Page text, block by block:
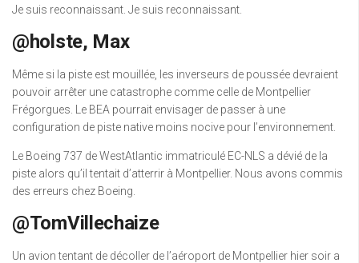
Je suis reconnaissant. Je suis reconnaissant.
@holste, Max
Même si la piste est mouillée, les inverseurs de poussée devraient
pouvoir arrêter une catastrophe comme celle de Montpellier
Frégorgues. Le BEA pourrait envisager de passer à une
configuration de piste native moins nocive pour l’environnement.
Le Boeing 737 de WestAtlantic immatriculé EC-NLS a dévié de la
piste alors qu’il tentait d’atterrir à Montpellier. Nous avons commis
des erreurs chez Boeing.
@TomVillechaize
Un avion tentant de décoller de l’aéroport de Montpellier hier soir a